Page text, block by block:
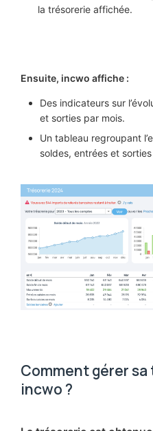
la trésorerie affichée.
Ensuite, incwo affiche :
Des indicateurs sur
et sorties par mois.
Un tableau regroupant
soldes, entrées et
Comment gérer
incwo ?